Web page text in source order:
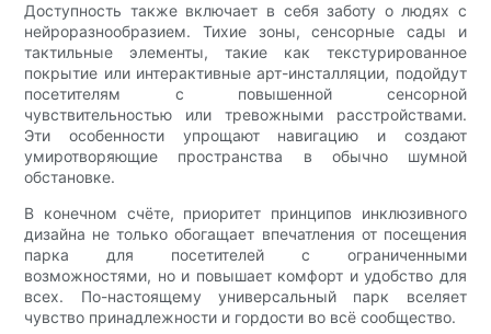
Доступность также включает в себя заботу о людях с
нейроразнообразием. Тихие зоны, сенсорные сады и
тактильные элементы, такие как текстурированное
покрытие или интерактивные арт-инсталляции, подойдут
посетителям с повышенной сенсорной
чувствительностью или тревожными расстройствами.
Эти особенности упрощают навигацию и создают
умиротворяющие пространства в обычно шумной
обстановке.
В конечном счёте, приоритет принципов инклюзивного
дизайна не только обогащает впечатления от посещения
парка для посетителей с ограниченными
возможностями, но и повышает комфорт и удобство для
всех. По-настоящему универсальный парк вселяет
чувство принадлежности и гордости во всё сообщество.